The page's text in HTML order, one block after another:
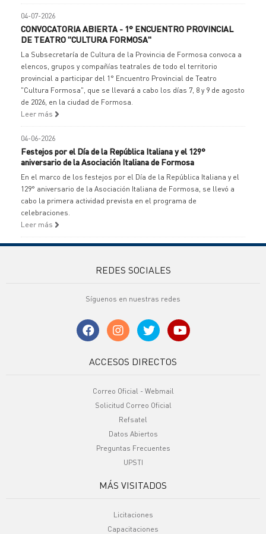
04-07-2026
CONVOCATORIA ABIERTA - 1° ENCUENTRO PROVINCIAL
DE TEATRO "CULTURA FORMOSA"
La Subsecretaría de Cultura de la Provincia de Formosa convoca a
elencos, grupos y compañías teatrales de todo el territorio
provincial a participar del 1° Encuentro Provincial de Teatro
"Cultura Formosa", que se llevará a cabo los días 7, 8 y 9 de agosto
de 2026, en la ciudad de Formosa.
Leer más
04-06-2026
Festejos por el Día de la República Italiana y el 129°
aniversario de la Asociación Italiana de Formosa
En el marco de los festejos por el Día de la República Italiana y el
129° aniversario de la Asociación Italiana de Formosa, se llevó a
cabo la primera actividad prevista en el programa de
celebraciones.
Leer más
REDES SOCIALES
Síguenos en nuestras redes
ACCESOS DIRECTOS
Correo Oficial - Webmail
Solicitud Correo Oficial
Refsatel
Datos Abiertos
Preguntas Frecuentes
UPSTI
MÁS VISITADOS
Licitaciones
Capacitaciones